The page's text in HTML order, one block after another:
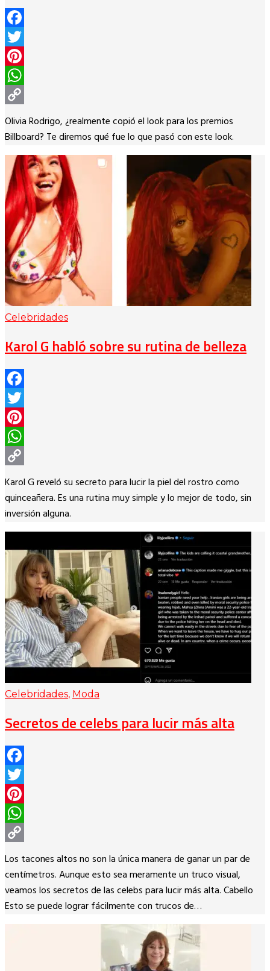
Facebook
Twitter
Pinterest
WhatsApp
Copy
Link
Olivia Rodrigo, ¿realmente copió el look para los premios
Billboard? Te diremos qué fue lo que pasó con este look.
Celebridades
Karol G habló sobre su rutina de belleza
Facebook
Twitter
Pinterest
WhatsApp
Copy
Link
Karol G reveló su secreto para lucir la piel del rostro como
quinceañera. Es una rutina muy simple y lo mejor de todo, sin
inversión alguna.
Celebridades, Moda
Secretos de celebs para lucir más alta
Facebook
Twitter
Pinterest
WhatsApp
Copy
Link
Los tacones altos no son la única manera de ganar un par de
centímetros. Aunque esto sea meramente un truco visual,
veamos los secretos de las celebs para lucir más alta. Cabello
Esto se puede lograr fácilmente con trucos de…